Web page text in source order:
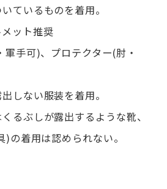
ているものを着用。
ット推奨
軍手可)、プロテクター(肘・
しない服装を着用。
るぶしが露出するような靴、
の着用は認められない。